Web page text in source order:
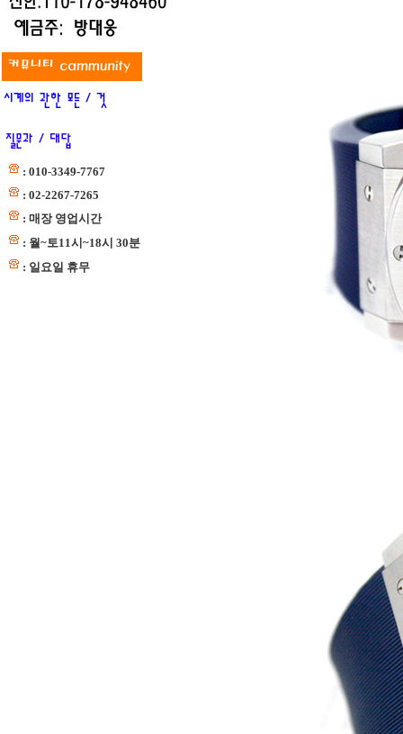
: 010-3349-7767
: 02-2267-7265
: 매장 영업시간
: 월~토11시~18시 30분
: 일요일 휴무